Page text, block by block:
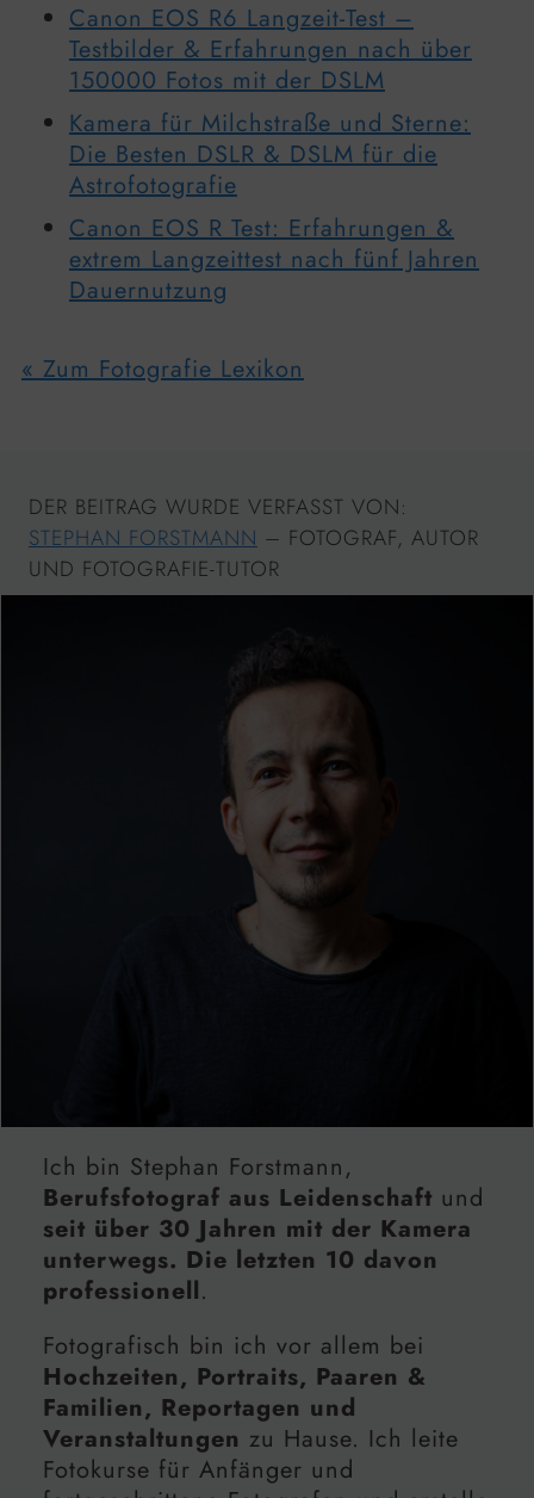
Canon EOS R6 Langzeit-Test –
Testbilder & Erfahrungen nach über
150000 Fotos mit der DSLM
Kamera für Milchstraße und Sterne:
Die Besten DSLR & DSLM für die
Astrofotografie
Canon EOS R Test: Erfahrungen &
extrem Langzeittest nach fünf Jahren
Dauernutzung
« Zum Fotografie Lexikon
DER BEITRAG WURDE VERFASST VON:
STEPHAN FORSTMANN – FOTOGRAF, AUTOR
UND FOTOGRAFIE-TUTOR
Ich bin Stephan Forstmann,
Berufsfotograf aus Leidenschaft und
seit über 30 Jahren mit der Kamera
unterwegs. Die letzten 10 davon
professionell.
Fotografisch bin ich vor allem bei
Hochzeiten, Portraits, Paaren &
Familien, Reportagen und
Veranstaltungen zu Hause. Ich leite
Fotokurse für Anfänger und